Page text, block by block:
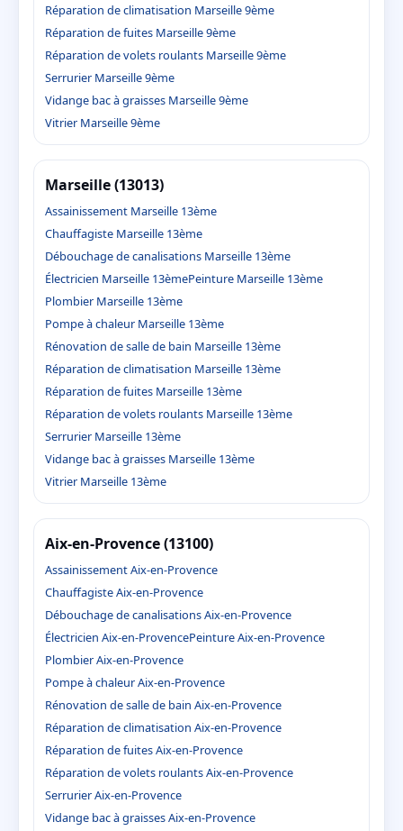
Réparation de climatisation Marseille 9ème
Réparation de fuites Marseille 9ème
Réparation de volets roulants Marseille 9ème
Serrurier Marseille 9ème
Vidange bac à graisses Marseille 9ème
Vitrier Marseille 9ème
Marseille (13013)
Assainissement Marseille 13ème
Chauffagiste Marseille 13ème
Débouchage de canalisations Marseille 13ème
Électricien Marseille 13èmePeinture Marseille 13ème
Plombier Marseille 13ème
Pompe à chaleur Marseille 13ème
Rénovation de salle de bain Marseille 13ème
Réparation de climatisation Marseille 13ème
Réparation de fuites Marseille 13ème
Réparation de volets roulants Marseille 13ème
Serrurier Marseille 13ème
Vidange bac à graisses Marseille 13ème
Vitrier Marseille 13ème
Aix-en-Provence (13100)
Assainissement Aix-en-Provence
Chauffagiste Aix-en-Provence
Débouchage de canalisations Aix-en-Provence
Électricien Aix-en-ProvencePeinture Aix-en-Provence
Plombier Aix-en-Provence
Pompe à chaleur Aix-en-Provence
Rénovation de salle de bain Aix-en-Provence
Réparation de climatisation Aix-en-Provence
Réparation de fuites Aix-en-Provence
Réparation de volets roulants Aix-en-Provence
Serrurier Aix-en-Provence
Vidange bac à graisses Aix-en-Provence